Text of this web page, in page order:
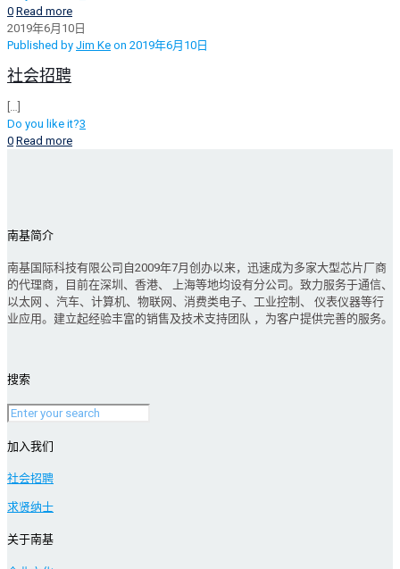
0 Read more
2019年6月10日
Published by Jim Ke on 2019年6月10日
社会招聘
[…]
Do you like it?3
0 Read more
南基简介
南基国际科技有限公司自2009年7月创办以来，迅速成为多家大型芯片厂商
的代理商，目前在深圳、香港、 上海等地均设有分公司。致力服务于通信、
以太网 、汽车、计算机、物联网、消费类电子、工业控制、 仪表仪器等行
业应用。建立起经验丰富的销售及技术支持团队 ，为客户提供完善的服务。
搜索
加入我们
社会招聘
求贤纳士
关于南基